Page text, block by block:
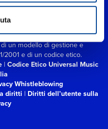
sociale Euro 2.000.000
versato.
delle best practices in tema di
migliorare i rapporti con tutti
un modello di gestione e
2001 e di un codice etico.
| Codice Etico Universal Music
Whistleblowing
diritti | Diritti dell’utente sulla